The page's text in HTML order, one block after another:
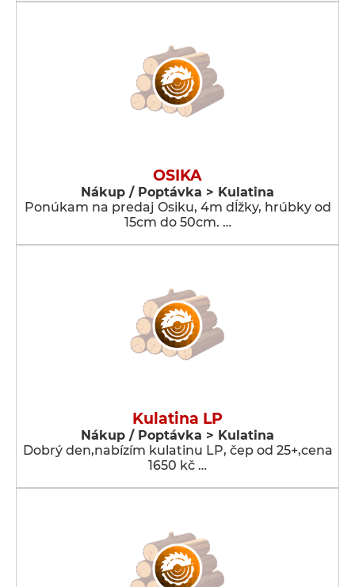
OSIKA
Nákup / Poptávka > Kulatina
Ponúkam na predaj Osiku, 4m dĺžky, hrúbky od
15cm do 50cm. …
Kulatina LP
Nákup / Poptávka > Kulatina
Dobrý den,nabízím kulatinu LP, čep od 25+,cena
1650 kč …